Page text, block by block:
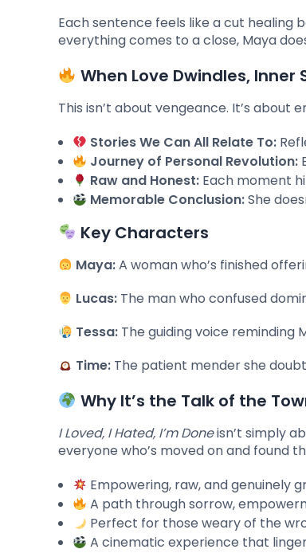
Each sentence feels like a cut healing
everything comes to a close, Maya
When Love Dwindles, Inner
This isn’t about vengeance. It’s about
Stories We Can All Relate To:
Journey of Personal Revolution:
Raw and Honest: Each moment
Memorable Conclusion:She
Key Characters
Maya:A woman who’s finished
Lucas: The man who confused
Tessa: The guiding voice reminding
Time: The patient mender she
Why It’s the Talk of the
I Loved, I Hated, I’m Doneisn’t simply
everyone who’s moved on and found
Empowering, raw, and genuinely
A path through sorrow,
Perfect for those weary of the
A cinematic experience that